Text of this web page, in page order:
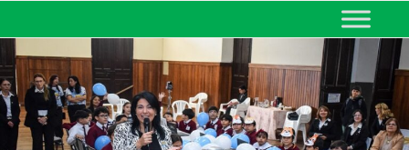
MINISTERIO DE EDUCACIÓN
DE CORRIENTES